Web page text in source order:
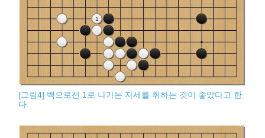
[그림4] 백으로선 1로 나가는 자세를 취하는 것이 좋았다고 한
다.